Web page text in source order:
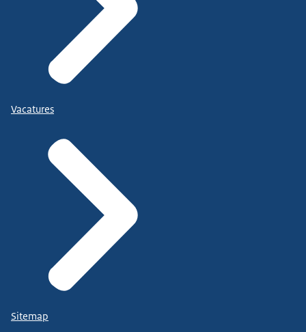
Vacatures
Sitemap